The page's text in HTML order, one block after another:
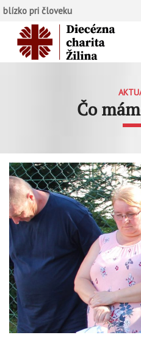
blízko pri človeku
Čo